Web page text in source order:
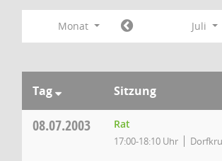
Monat Juli
Tag Sitzung
08.07.2003 Rat
17:00-18:10 Uhr